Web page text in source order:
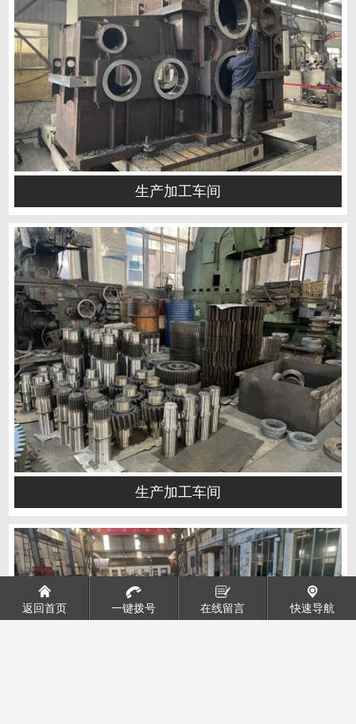
生产加工车间
生产加工车间
返回首页 一键拨号 在线留言 快速导航